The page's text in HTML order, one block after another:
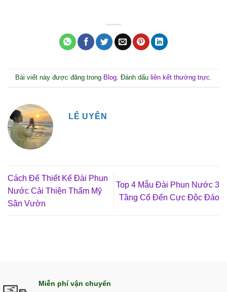
Bài viết này được đăng trong Blog. Đánh dấu liên kết thường trực.
LÊ UYÊN
Cách Để Thiết Kế Đài Phun
Nước Cải Thiện Thẩm Mỹ
Sân Vườn
Top 4 Mẫu Đài Phun Nước 3
Tầng Cổ Đển Cực Độc Đáo
Miễn phí vận chuyển